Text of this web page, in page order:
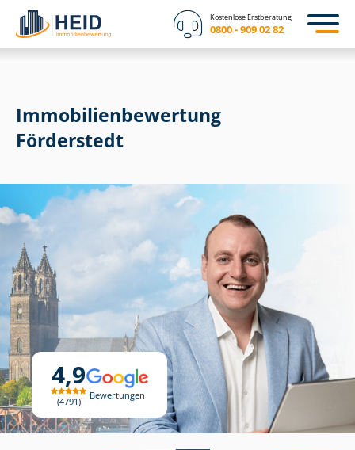
Kostenlose Erstberatung
0800 - 909 02 82
4,9
4791
Bewertungen
Immobilien­bewertung
Förderstedt